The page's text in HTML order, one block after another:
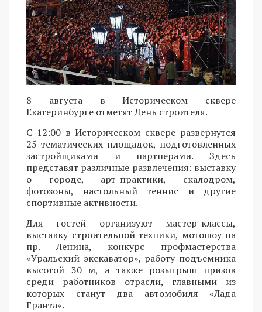
8 августа в Историческом сквере
Екатеринбурге отметят День строителя.
С 12:00 в Историческом сквере развернутся
25 тематических площадок, подготовленных
застройщиками и партнерами. Здесь
представят различные развлечения: выставку
о городе, арт-практики, скалодром,
фотозоны, настольный теннис и другие
спортивные активности.
Для гостей организуют мастер-классы,
выставку строительной техники, мотошоу на
пр. Ленина, конкурс профмастерства
«Уральский экскаватор», работу подъемника
высотой 30 м, а также розыгрыш призов
среди работников отрасли, главными из
которых станут два автомобиля «Лада
Гранта».